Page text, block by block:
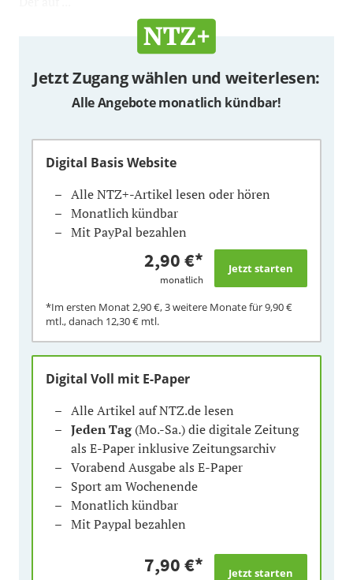
Jetzt Zugang wählen und weiterlesen:
Alle Angebote monatlich kündbar!
Digital Basis Website
Alle NTZ+-Artikel lesen oder hören
Monatlich kündbar
Mit PayPal bezahlen
2,90 €*
monatlich
*Im ersten Monat2,90 €, 3 weitere Monate für9,90 €
mtl., danach 12,30 € mtl.
Digital Voll mit E-Paper
Alle Artikel auf NTZ.de lesen
Jeden Tag(Mo.-Sa.) die digitale Zeitung
als E-Paper inklusive Zeitungsarchiv
Vorabend Ausgabe als E-Paper
Sport am Wochenende
Monatlich kündbar
Mit Paypal bezahlen
7,90 €*